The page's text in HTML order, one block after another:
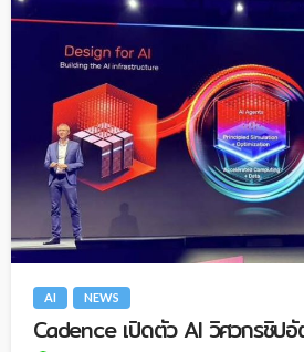
AI NEWS
Cadence เปิดตัว AI วิศวกรชิป